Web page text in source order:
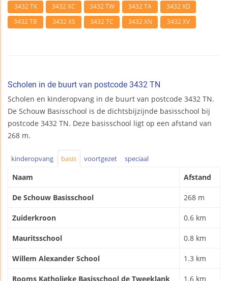
3432 TK
3432 XC 3432 TW 3432 TA
3432 XD
3432 TB
3432 XS 3432 TC 3432 XN 3432 XV
Scholen in de buurt van postcode 3432 TN
Scholen en kinderopvang in de buurt van postcode 3432 TN.
De Schouw Basisschool is de dichtsbijzijnde basisschool bij
postcode 3432 TN. Deze basisschool ligt op een afstand van
268 m.
kinderopvang basis voortgezet speciaal
Naam Afstand
De Schouw Basisschool 268 m
Zuiderkroon 0.6 km
Mauritsschool 0.8 km
Willem Alexander School 1.3 km
Rooms Katholieke Basisschool de Tweeklank 1.6 km